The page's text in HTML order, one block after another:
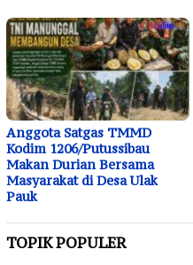
Anggota Satgas TMMD
Kodim 1206/Putussibau
Makan Durian Bersama
Masyarakat di Desa Ulak
Pauk
TOPIK POPULER